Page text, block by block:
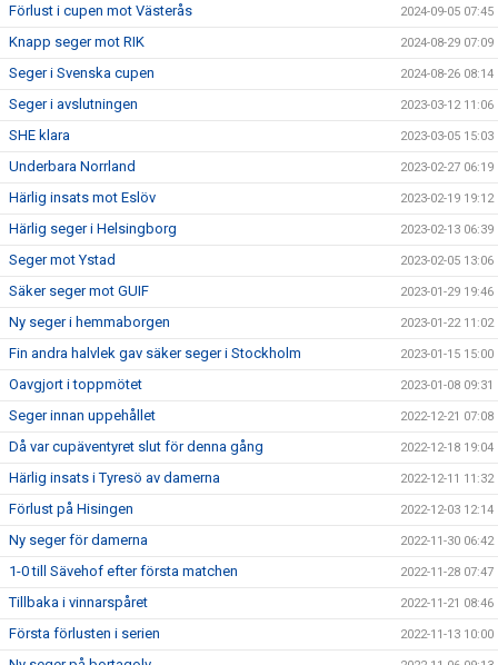
Förlust i cupen mot Västerås 2024-09-05 07:45
Knapp seger mot RIK 2024-08-29 07:09
Seger i Svenska cupen 2024-08-26 08:14
Seger i avslutningen 2023-03-12 11:06
SHE klara 2023-03-05 15:03
Underbara Norrland 2023-02-27 06:19
Härlig insats mot Eslöv 2023-02-19 19:12
Härlig seger i Helsingborg 2023-02-13 06:39
Seger mot Ystad 2023-02-05 13:06
Säker seger mot GUIF 2023-01-29 19:46
Ny seger i hemmaborgen 2023-01-22 11:02
Fin andra halvlek gav säker seger i Stockholm 2023-01-15 15:00
Oavgjort i toppmötet 2023-01-08 09:31
Seger innan uppehållet 2022-12-21 07:08
Då var cupäventyret slut för denna gång 2022-12-18 19:04
Härlig insats i Tyresö av damerna 2022-12-11 11:32
Förlust på Hisingen 2022-12-03 12:14
Ny seger för damerna 2022-11-30 06:42
1-0 till Sävehof efter första matchen 2022-11-28 07:47
Tillbaka i vinnarspåret 2022-11-21 08:46
Första förlusten i serien 2022-11-13 10:00